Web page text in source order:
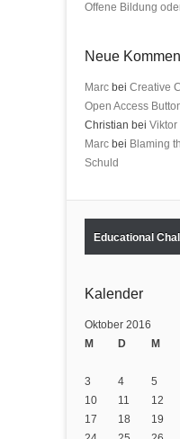
Offene Bildung
Neue
Marc bei Creative
Open Access
Christian bei Viktor
Marc bei Blaming
Schuld
Educational
Kalender
Oktober 2016
M
D M
3
4 5
10
11 12
17
18 19